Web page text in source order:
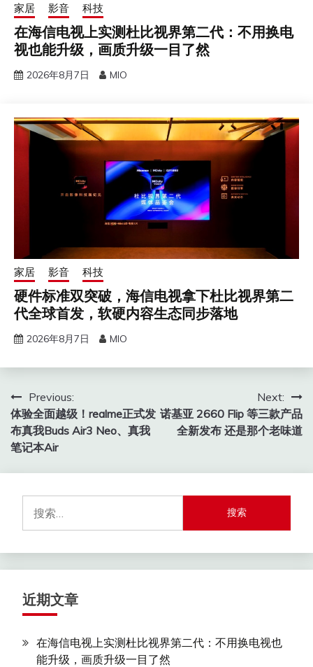
家居 影音 科技
在海信电视上实测杜比视界第二代：不用换电
视也能升级，画质升级一目了然
2026年8月7日 MIO
家居 影音 科技
硬件标准双突破，海信电视拿下杜比视界第二
代全球首发，软硬内容生态同步落地
2026年8月7日 MIO
文
章
导
航
Previous:
体验全面越级！realme正式发
布真我Buds Air3 Neo、真我
笔记本Air
Next:
诺基亚 2660 Flip 等三款产品
全新发布 还是那个老味道
索：
近期文章
在海信电视上实测杜比视界第二代：不用换电视也
能升级，画质升级一目了然